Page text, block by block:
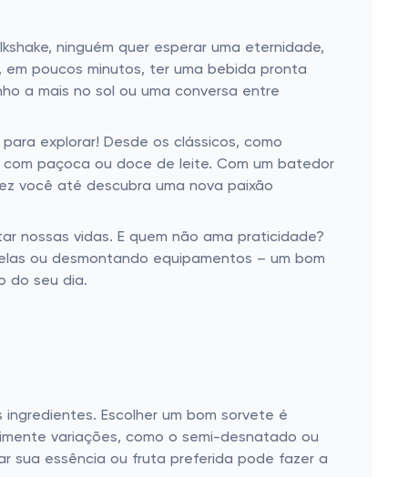
ninguém quer esperar uma eternidade,
em poucos minutos, ter uma bebida pronta
a mais no sol ou uma conversa entre
explorar! Desde os clássicos, como
paçoca ou doce de leite. Com um batedor
você até descubra uma nova paixão
nossas vidas. E quem não ama praticidade?
ou desmontando equipamentos – um bom
do seu dia.
Escolher um bom sorvete é
variações, como o semi-desnatado ou
sua essência ou fruta preferida pode fazer a